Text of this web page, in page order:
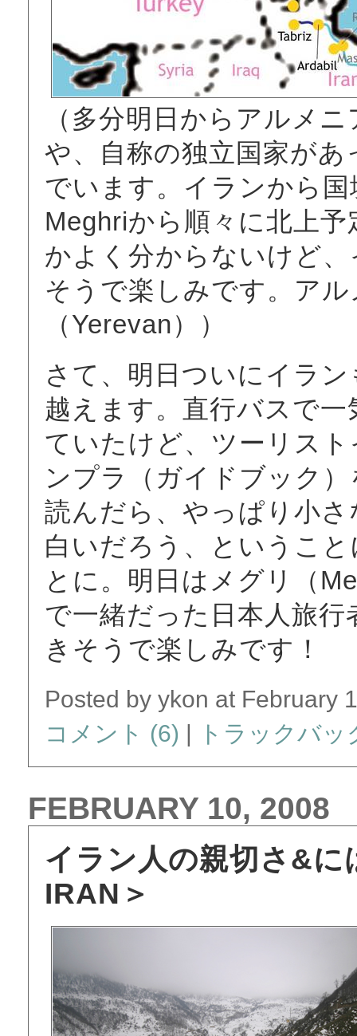
（多分明日からアルメ
や、自称の独立国家が
でいます。イランから
Meghriから順々に北上
かよく分からないけど
そうで楽しみです。ア
（Yerevan））
さて、明日ついにイラ
越えます。直行バスで
ていたけど、ツーリス
ンプラ（ガイドブック
読んだら、やっぱり小
白いだろう、というこ
とに。明日はメグリ（
で一緒だった日本人旅
きそうで楽しみです！
Posted by ykon at February
コメント (6) | トラックバッ
FEBRUARY 10, 2008
イラン人の親切さ&に
IRAN＞